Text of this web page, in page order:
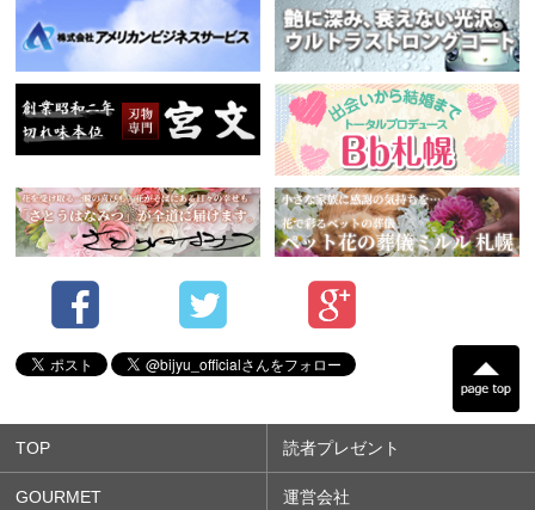
TOP 読者プレゼント
GOURMET 運営会社